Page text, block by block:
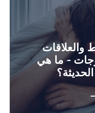
والعلاقات
- ما هي